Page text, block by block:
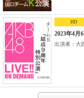
HD
2023年4月
出演者：大